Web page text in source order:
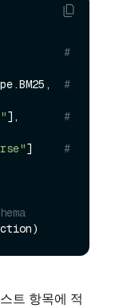
#
#
], #
] #
트 항목에 적